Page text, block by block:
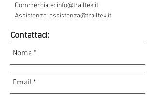
Commerciale: info@trailtek.it
Assistenza: assistenza@trailtek.it
Contattaci: